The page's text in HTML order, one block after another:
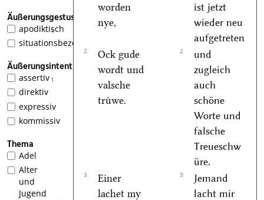
Äußerungsgestus
1
apodiktisch
situationsbezogen
Äußerungsintention
1
assertiv
direktiv
expressiv
kommissiv
Thema
Adel
Alter
und
Jugend
worden
nye,
ist jetzt
wieder neu
aufgetreten
2
Ock gude
wordt und
valsche
truͤwe.
2
und
zugleich
auch
schöne
Worte und
falsche
Treueschw
üre.
3
Einer
lachet my
3
Jemand
lacht mir